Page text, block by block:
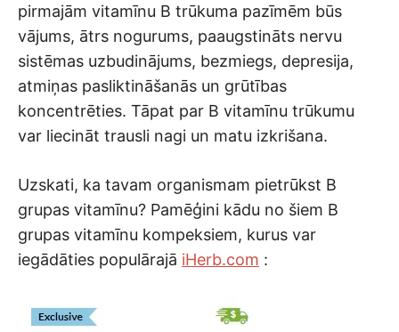
pirmajām vitamīnu B trūkuma pazīmēm būs
vājums, ātrs nogurums, paaugstināts nervu
sistēmas uzbudinājums, bezmiegs, depresija,
atmiņas pasliktināšanās un grūtības
koncentrēties. Tāpat par B vitamīnu trūkumu
var liecināt trausli nagi un matu izkrišana.
Uzskati, ka tavam organismam pietrūkst B
grupas vitamīnu? Pamēģini kādu no šiem B
grupas vitamīnu kompeksiem, kurus var
iegādāties populārajā iHerb.com :